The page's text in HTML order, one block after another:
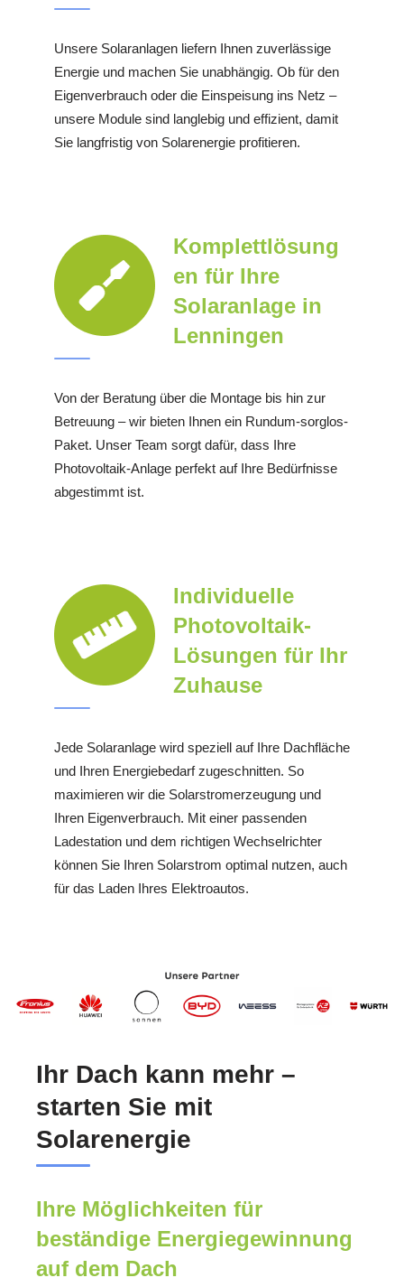
Unsere Solaranlagen liefern Ihnen zuverlässige
Energie und machen Sie unabhängig. Ob für den
Eigenverbrauch oder die Einspeisung ins Netz –
unsere Module sind langlebig und effizient, damit
Sie langfristig von Solarenergie profitieren.
Komplettlösung
en für Ihre
Solaranlage in
Lenningen
Von der Beratung über die Montage bis hin zur
Betreuung – wir bieten Ihnen ein Rundum-sorglos-
Paket. Unser Team sorgt dafür, dass Ihre
Photovoltaik-Anlage perfekt auf Ihre Bedürfnisse
abgestimmt ist.
Individuelle
Photovoltaik-
Lösungen für Ihr
Zuhause
Jede Solaranlage wird speziell auf Ihre Dachfläche
und Ihren Energiebedarf zugeschnitten. So
maximieren wir die Solarstromerzeugung und
Ihren Eigenverbrauch. Mit einer passenden
Ladestation und dem richtigen Wechselrichter
können Sie Ihren Solarstrom optimal nutzen, auch
für das Laden Ihres Elektroautos.
Ihr Dach kann mehr –
starten Sie mit
Solarenergie
Ihre Möglichkeiten für
beständige Energiegewinnung
auf dem Dach